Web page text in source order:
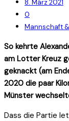
8. März 2021
0
Mannschaft
So kehrte
am Lotter Kreuz
geknackt (am
2020 die paar
Münster
Dass die Partie